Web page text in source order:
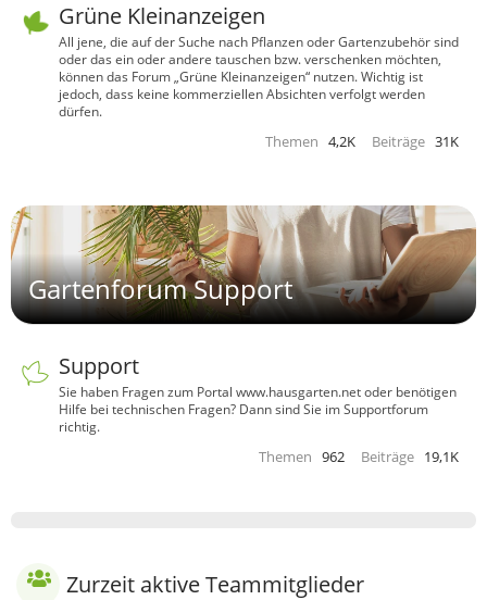
Grüne Kleinanzeigen
All jene, die auf der Suche nach Pflanzen oder Gartenzubehör sind
oder das ein oder andere tauschen bzw. verschenken möchten,
können das Forum „Grüne Kleinanzeigen“ nutzen. Wichtig ist
jedoch, dass keine kommerziellen Absichten verfolgt werden
dürfen.
Themen 4,2K Beiträge 31K
Gartenforum Support
Support
Sie haben Fragen zum Portal www.hausgarten.net oder benötigen
Hilfe bei technischen Fragen? Dann sind Sie im Supportforum
richtig.
Themen 962 Beiträge 19,1K
Zurzeit aktive Teammitglieder